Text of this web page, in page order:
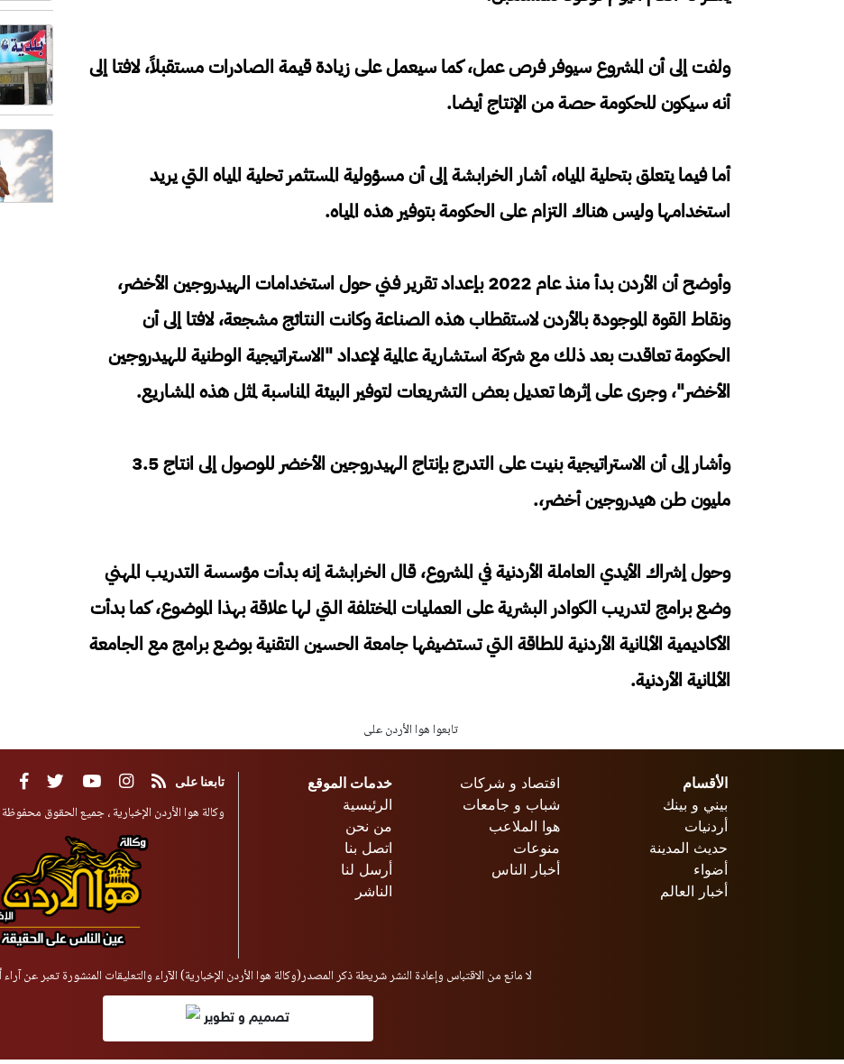
ولفت إلى أن المشروع سيوفر فرص عمل، كما سيعمل على زيادة قيمة الصادرات مستقبلاً، لافتا إلى
أنه سيكون للحكومة حصة من الإنتاج أيضا.
أما فيما يتعلق بتحلية المياه، أشار الخرابشة إلى أن مسؤولية المستثمر تحلية المياه التي يريد
استخدامها وليس هناك التزام على الحكومة بتوفير هذه المياه.
وأوضح أن الأردن بدأ منذ عام 2022 بإعداد تقرير فني حول استخدامات الهيدروجين الأخضر،
ونقاط القوة الموجودة بالأردن لاستقطاب هذه الصناعة وكانت النتائج مشجعة، لافتا إلى أن
الحكومة تعاقدت بعد ذلك مع شركة استشارية عالمية لإعداد "الاستراتيجية الوطنية للهيدروجين
الأخضر"، وجرى على إثرها تعديل بعض التشريعات لتوفير البيئة المناسبة لمثل هذه المشاريع.
وأشار إلى أن الاستراتيجية بنيت على التدرج بإنتاج الهيدروجين الأخضر للوصول إلى انتاج 3.5
مليون طن هيدروجين أخضر،.
وحول إشراك الأيدي العاملة الأردنية في المشروع، قال الخرابشة إنه بدأت مؤسسة التدريب المهني
وضع برامج لتدريب الكوادر البشرية على العمليات المختلفة التي لها علاقة بهذا الموضوع، كما بدأت
الأكاديمية الألمانية الأردنية للطاقة التي تستضيفها جامعة الحسين التقنية بوضع برامج مع الجامعة
الألمانية الأردنية.
تابعوا هوا الأردن على
الأقسام
بيني و بينك
أردنيات
حديث المدينة
أضواء
أخبار العالم
اقتصاد و شركات
شباب و جامعات
هوا الملاعب
منوعات
أخبار الناس
خدمات الموقع
الرئيسية
من نحن
اتصل بنا
أرسل لنا
الناشر
تابعنا على
وكالة هوا الأردن الإخبارية ، جميع الحقوق محفوظة @
لا مانع من الاقتباس وإعادة النشر شريطة ذكر المصدر(وكالة هوا الأردن الإخبارية) الآراء والتعليقات المنشورة تعبر عن
تصميم و تطوير